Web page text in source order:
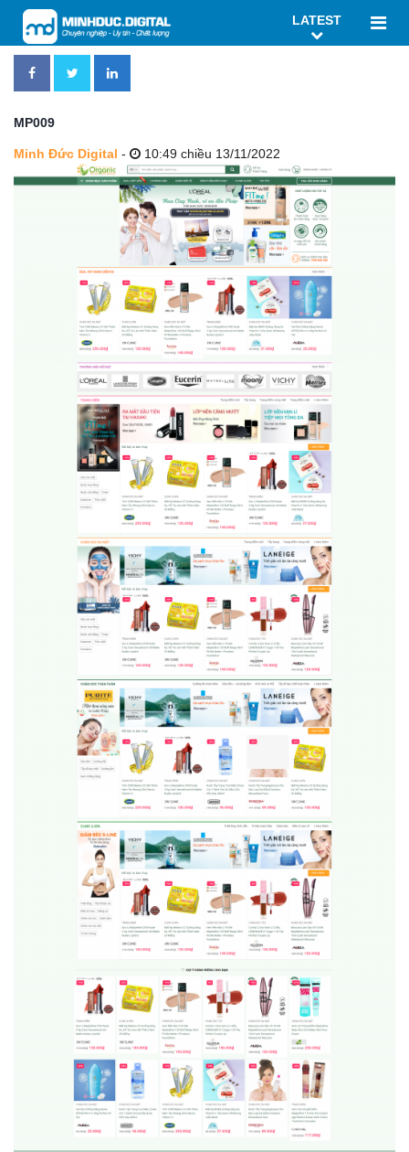
LATEST
MP009
Minh Đức Digital - 10:49 chiều 13/11/2022